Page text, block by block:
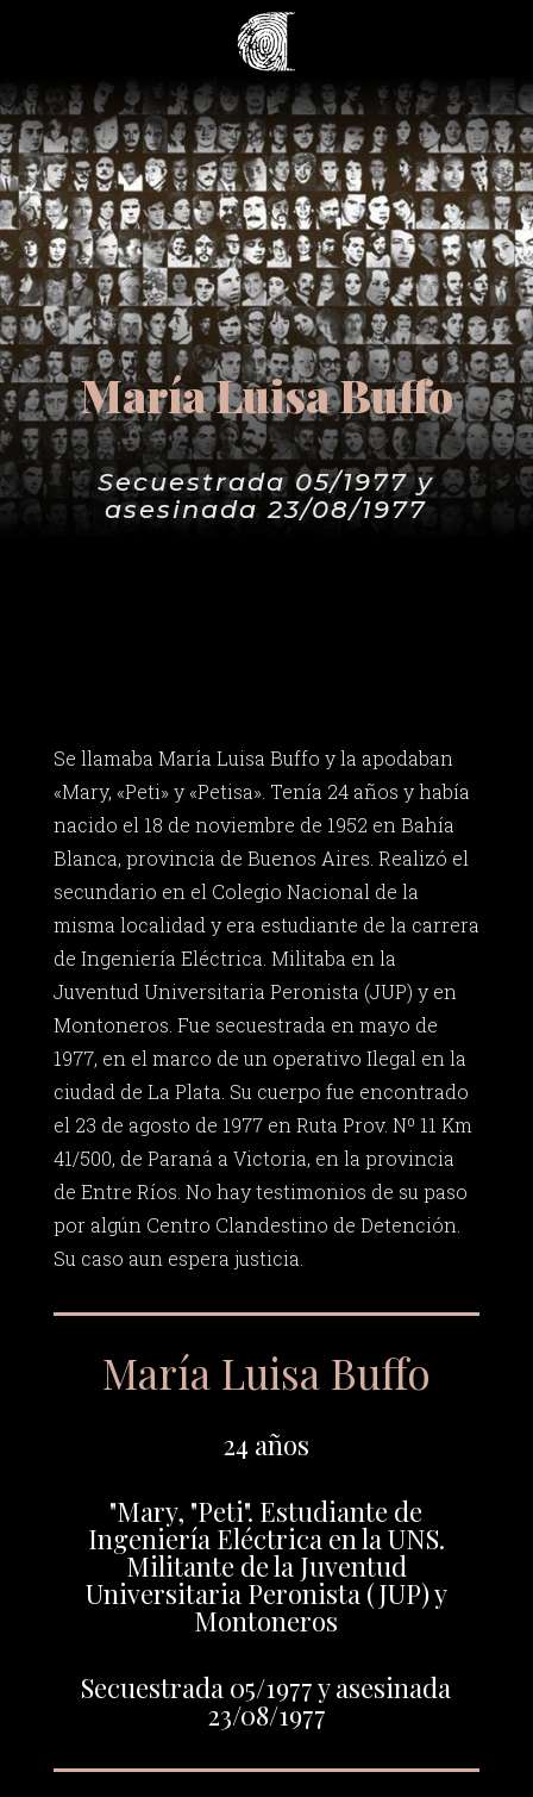
María Luisa Buffo
Secuestrada 05/1977 y
asesinada 23/08/1977
Se llamaba María Luisa Buffo y la apodaban
«Mary, «Peti» y «Petisa». Tenía 24 años y había
nacido el 18 de noviembre de 1952 en Bahía
Blanca, provincia de Buenos Aires. Realizó el
secundario en el Colegio Nacional de la
misma localidad y era estudiante de la carrera
de Ingeniería Eléctrica. Militaba en la
Juventud Universitaria Peronista (JUP) y en
Montoneros. Fue secuestrada en mayo de
1977, en el marco de un operativo Ilegal en la
ciudad de La Plata. Su cuerpo fue encontrado
el 23 de agosto de 1977 en Ruta Prov. Nº 11 Km
41/500, de Paraná a Victoria, en la provincia
de Entre Ríos. No hay testimonios de su paso
por algún Centro Clandestino de Detención.
Su caso aun espera justicia.
María Luisa Buffo
24 años
"Mary, "Peti". Estudiante de
Ingeniería Eléctrica en la UNS.
Militante de la Juventud
Universitaria Peronista (JUP) y
Montoneros
Secuestrada 05/1977 y asesinada
23/08/1977